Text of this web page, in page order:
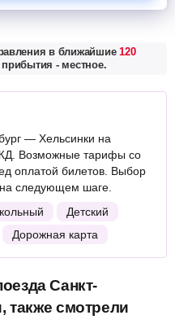
в ближайшие120
- местное.
— Хельсинки на
Возможные тарифы со
оплатой билетов. Выбор
на следующем шаге.
Детский
Дорожная карта
также смотрели